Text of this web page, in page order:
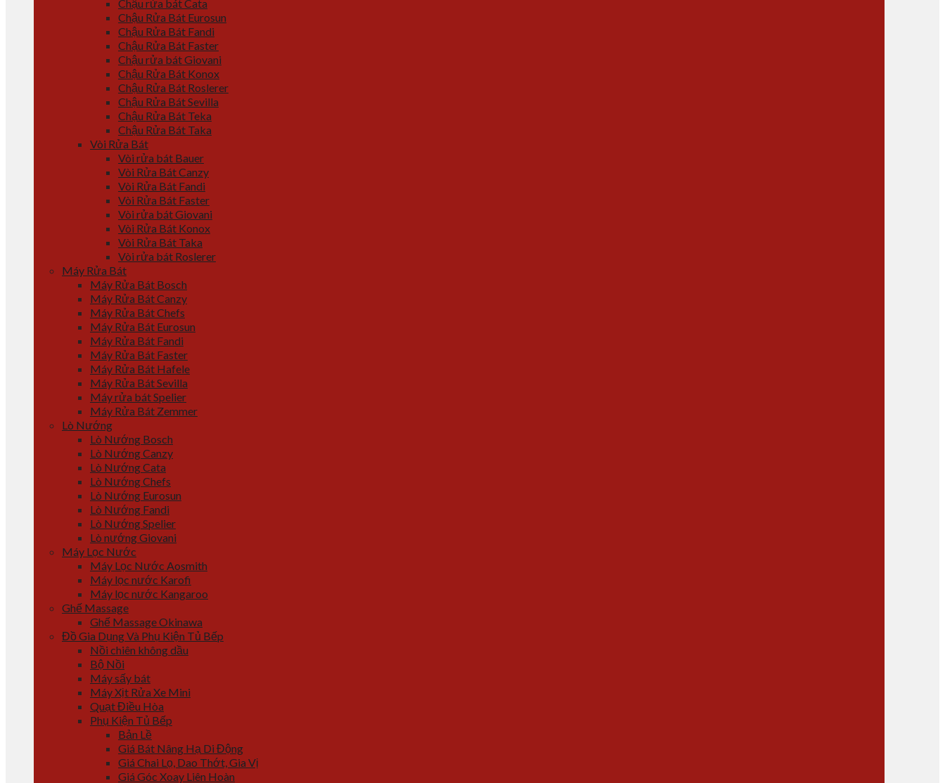
Chậu rửa bát Cata
Chậu Rửa Bát Eurosun
Chậu Rửa Bát Fandi
Chậu Rửa Bát Faster
Chậu rửa bát Giovani
Chậu Rửa Bát Konox
Chậu Rửa Bát Roslerer
Chậu Rửa Bát Sevilla
Chậu Rửa Bát Teka
Chậu Rửa Bát Taka
Vòi Rửa Bát
Vòi rửa bát Bauer
Vòi Rửa Bát Canzy
Vòi Rửa Bát Fandi
Vòi Rửa Bát Faster
Vòi rửa bát Giovani
Vòi Rửa Bát Konox
Vòi Rửa Bát Taka
Vòi rửa bát Roslerer
Máy Rửa Bát
Máy Rửa Bát Bosch
Máy Rửa Bát Canzy
Máy Rửa Bát Chefs
Máy Rửa Bát Eurosun
Máy Rửa Bát Fandi
Máy Rửa Bát Faster
Máy Rửa Bát Hafele
Máy Rửa Bát Sevilla
Máy rửa bát Spelier
Máy Rửa Bát Zemmer
Lò Nướng
Lò Nướng Bosch
Lò Nướng Canzy
Lò Nướng Cata
Lò Nướng Chefs
Lò Nướng Eurosun
Lò Nướng Fandi
Lò Nướng Spelier
Lò nướng Giovani
Máy Lọc Nước
Máy Lọc Nước Aosmith
Máy lọc nước Karofi
Máy lọc nước Kangaroo
Ghế Massage
Ghế Massage Okinawa
Đồ Gia Dụng Và Phụ Kiện Tủ Bếp
Nồi chiên không dầu
Bộ Nồi
Máy sấy bát
Máy Xịt Rửa Xe Mini
Quạt Điều Hòa
Phụ Kiện Tủ Bếp
Bản Lề
Giá Bát Nâng Hạ Di Động
Giá Chai Lọ, Dao Thớt, Gia Vị
Giá Góc Xoay Liên Hoàn